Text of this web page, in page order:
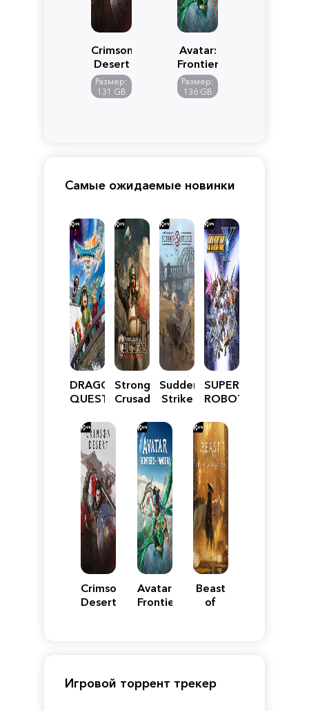
Crimson
Desert
Размер:
131 GB
Avatar:
Frontiers
of
Pandora
Размер:
136 GB
Самые ожидаемые новинки
DRAGON
QUEST
Reimagined
Stronghold
Crusader:
Edition
Sudden
Strike
SUPER
ROBOT
Y
Crimson
Desert
Avatar:
Frontiers
Beast
of
Игровой торрент трекер